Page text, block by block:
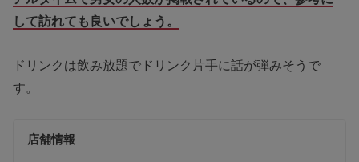
して訪れても良いでしょう。
ドリンクは飲み放題でドリンク片手に話が弾みそうで
す。
店舗情報